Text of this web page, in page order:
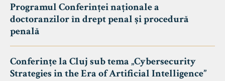
Programul Conferinței naționale a
doctoranzilor în drept penal și procedură
penală
Conferințe la Cluj sub tema „Cybersecurity
Strategies in the Era of Artificial Intelligence”